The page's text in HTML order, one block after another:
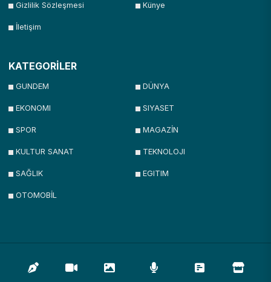
Gizlilik Sözleşmesi Künye
İletişim
KATEGORİLER
GUNDEM DÜNYA
EKONOMI SIYASET
SPOR MAGAZİN
KULTUR SANAT TEKNOLOJI
SAĞLIK EGITIM
OTOMOBİL